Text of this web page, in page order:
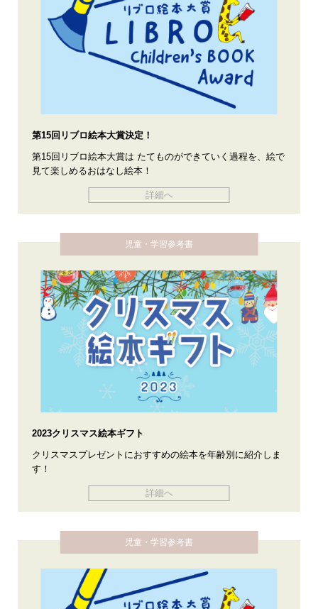
第15回リブロ絵本大賞決定！
第15回リブロ絵本大賞は たてものができていく過程を、絵で
見て楽しめるおはなし絵本！
詳細へ
児童・学習参考書
2023クリスマス絵本ギフト
クリスマスプレゼントにおすすめの絵本を年齢別に紹介しま
す！
詳細へ
児童・学習参考書